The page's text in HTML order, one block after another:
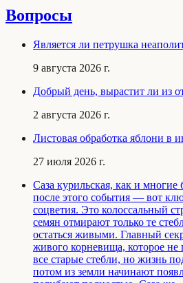
Вопросы
Является ли петрушка
9 августа 2026 г.
Добрый день, вырастит ли из
2 августа 2026 г.
Листовая обработка яблони в
27 июля 2026 г.
Саза курильская, как и
после этого события — вот
соцветия. Это колоссальный
семян отмирают только те
остаться живыми. Главный
живого корневища, которое не
все старые стебли, но жизнь
потом из земли начинают